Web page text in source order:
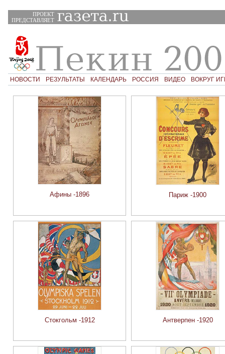
ПРОЕКТ
ПРЕДСТАВЛЯЕТ
НОВОСТИ РЕЗУЛЬТАТЫ КАЛЕНДАРЬ РОССИЯ ВИДЕО ВОКРУГ
Афины -1896 Париж -1900
Стокгольм -1912 Антверпен -1920